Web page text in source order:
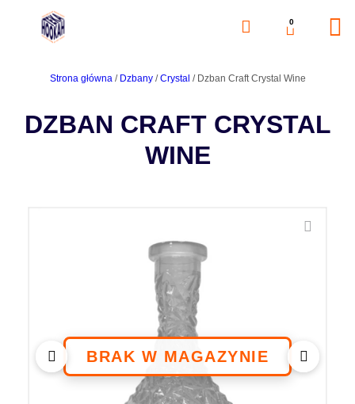
0
Strona główna/ Dzbany/Crystal / Dzban Craft Crystal Wine
DZBAN CRAFT CRYSTAL
WINE